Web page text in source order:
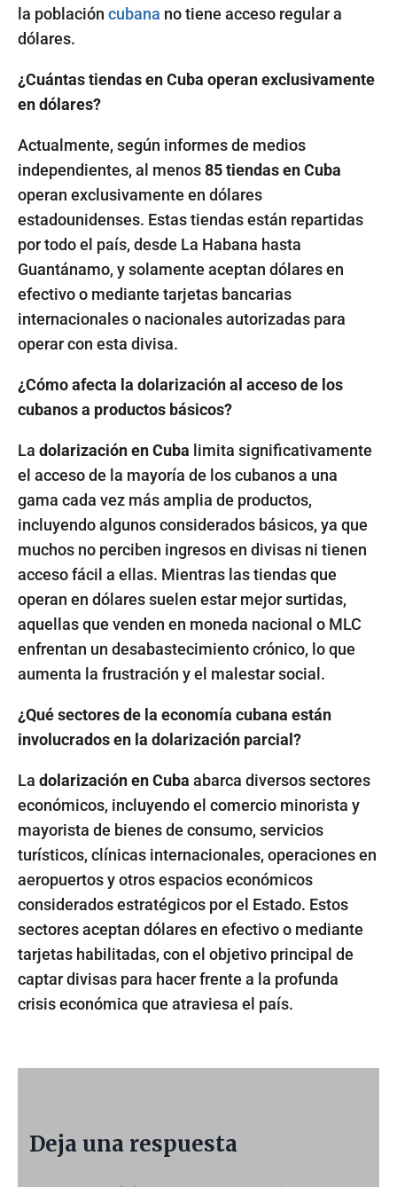
la población cubana no tiene acceso regular a
dólares.
¿Cuántas tiendas en Cuba operan exclusivamente
en dólares?
Actualmente, según informes de medios
independientes, al menos85 tiendas en Cuba
operan exclusivamente en dólares
estadounidenses. Estas tiendas están repartidas
por todo el país, desde La Habana hasta
Guantánamo, y solamente aceptan dólares en
efectivo o mediante tarjetas bancarias
internacionales o nacionales autorizadas para
operar con esta divisa.
¿Cómo afecta la dolarización al acceso de los
cubanos a productos básicos?
La dolarización en Cuba limita significativamente
el acceso de la mayoría de los cubanos a una
gama cada vez más amplia de productos,
incluyendo algunos considerados básicos, ya que
muchos no perciben ingresos en divisas ni tienen
acceso fácil a ellas. Mientras las tiendas que
operan en dólares suelen estar mejor surtidas,
aquellas que venden en moneda nacional o MLC
enfrentan un desabastecimiento crónico, lo que
aumenta la frustración y el malestar social.
¿Qué sectores de la economía cubana están
involucrados en la dolarización parcial?
La dolarización en Cuba abarca diversos sectores
económicos, incluyendo el comercio minorista y
mayorista de bienes de consumo, servicios
turísticos, clínicas internacionales, operaciones en
aeropuertos y otros espacios económicos
considerados estratégicos por el Estado. Estos
sectores aceptan dólares en efectivo o mediante
tarjetas habilitadas, con el objetivo principal de
captar divisas para hacer frente a la profunda
crisis económica que atraviesa el país.
Deja una respuesta